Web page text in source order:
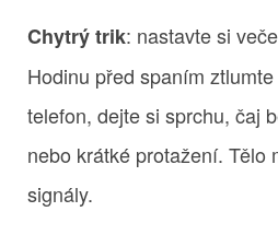
Chytrý trik: nastavte si
Hodinu před spaním
telefon, dejte si sprchu, čaj
nebo krátké protažení. Tělo
signály.